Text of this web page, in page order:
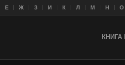
Е Ж З И К Л M Н О
КНИГА I